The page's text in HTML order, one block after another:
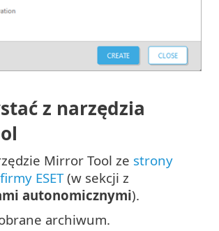
z narzędzia
Mirror Tool ze strony
ESET(w sekcji z
autonomicznymi).
archiwum.